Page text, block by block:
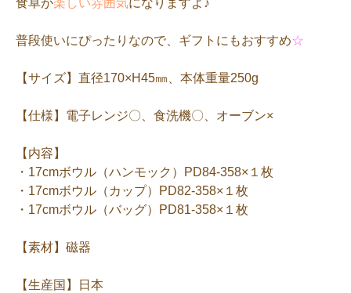
食卓が楽しい雰囲気になりますよ♪
普段使いにぴったりなので、ギフトにもおすすめ☆
【サイズ】直径170×H45㎜、本体重量250g
【仕様】電子レンジ〇、食洗機〇、オーブン×
【内容】
・17cmボウル（ハンモック）PD84-358×１枚
・17cmボウル（カップ）PD82-358×１枚
・17cmボウル（バッグ）PD81-358×１枚
【素材】磁器
【生産国】日本